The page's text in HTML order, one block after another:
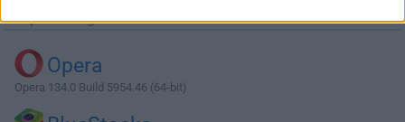
Top Descargas
Opera
Opera 134.0 Build 5954.46 (64-bit)